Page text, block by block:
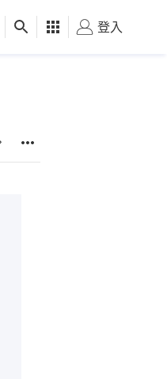
健康 好食玩飛
登入